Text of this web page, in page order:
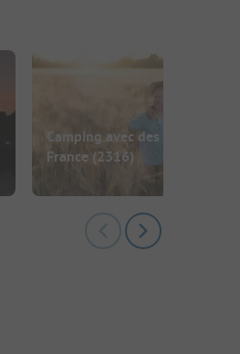
Camping avec des enfants en
France (2316)